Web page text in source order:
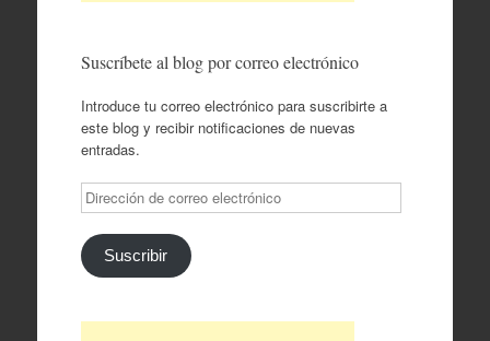
Suscríbete al blog por correo electrónico
Introduce tu correo electrónico para suscribirte a
este blog y recibir notificaciones de nuevas
entradas.
Dirección
de
correo
electrónico
Suscribir